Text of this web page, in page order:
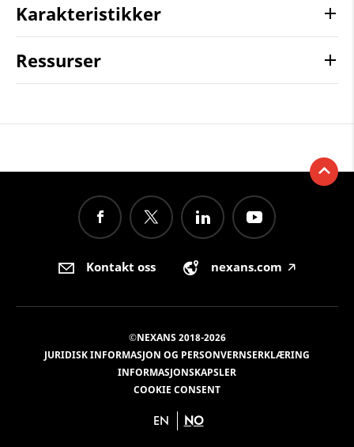
Karakteristikker
Ressurser
Kontakt oss nexans.com 🡥
©NEXANS 2018-2026
JURIDISK INFORMASJON OG PERSONVERNSERKLÆRING
INFORMASJONSKAPSLER
COOKIE CONSENT
EN NO